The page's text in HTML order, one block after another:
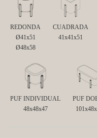
REDONDA
Ø41x51
Ø48x58
CUADRADA
41x41x51
PUF INDIVIDUAL
48x48x47
PUF